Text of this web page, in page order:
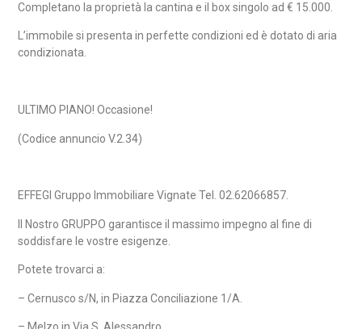
Completano la proprietà la cantina e il box singolo ad € 15.000.
L’immobile si presenta in perfette condizioni ed è dotato di aria
condizionata.
ULTIMO PIANO! Occasione!
(Codice annuncio V.2.34)
EFFEGI Gruppo Immobiliare Vignate Tel. 02.62066857.
Il Nostro GRUPPO garantisce il massimo impegno al fine di
soddisfare le vostre esigenze.
Potete trovarci a:
– Cernusco s/N, in Piazza Conciliazione 1/A.